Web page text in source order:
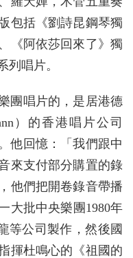
包括《劉詩昆鋼琴獨
《阿依莎回來了》獨
列唱片。
團唱片的，是居港德
）的香港唱片公司
他回憶：「我們跟中
來支付部分購置的錄
他們把開卷錄音帶播
大批中央樂團1980年
等公司製作，然後國
揮杜鳴心的《祖國的